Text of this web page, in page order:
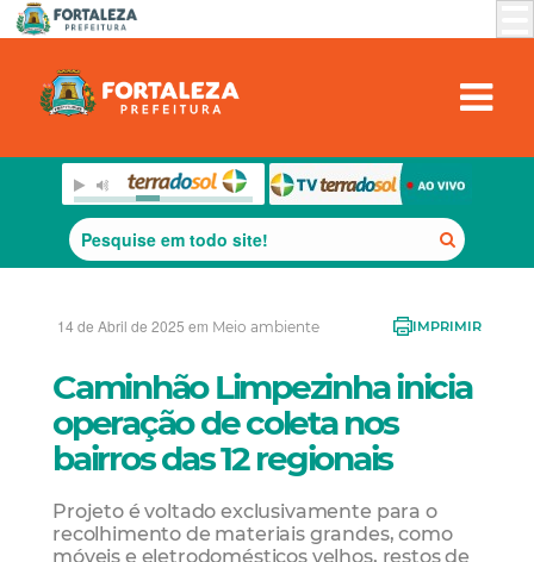
14 de Abril de 2025 em Meio ambiente IMPRIMIR
Caminhão Limpezinha inicia
operação de coleta nos
bairros das 12 regionais
Projeto é voltado exclusivamente para o
recolhimento de materiais grandes, como
móveis e eletrodomésticos velhos, restos de